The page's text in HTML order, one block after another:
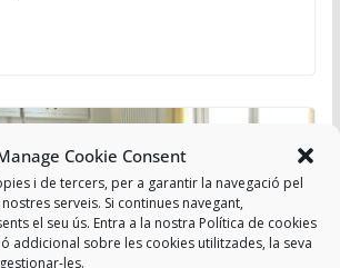
Cookie Consent
i de tercers, per a garantir la navegació pel
serveis. Si continues navegant,
el seu ús. Entra a la nostra Política de cookies
addicional sobre les cookies utilitzades, la seva
les.